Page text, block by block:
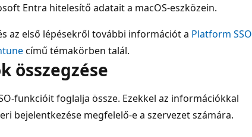
Entra hitelesítő adatait a macOS-eszközein.
az első lépésekről további információt a Platform SSO
című témakörben talál.
összegzése
funkcióit foglalja össze. Ezekkel az információkkal
bejelentkezése megfelelő-e a szervezet számára.